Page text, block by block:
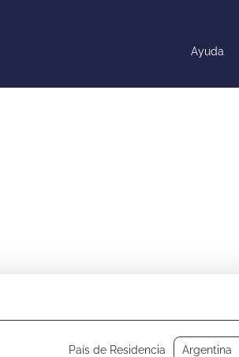
Ayuda
País de Residencia